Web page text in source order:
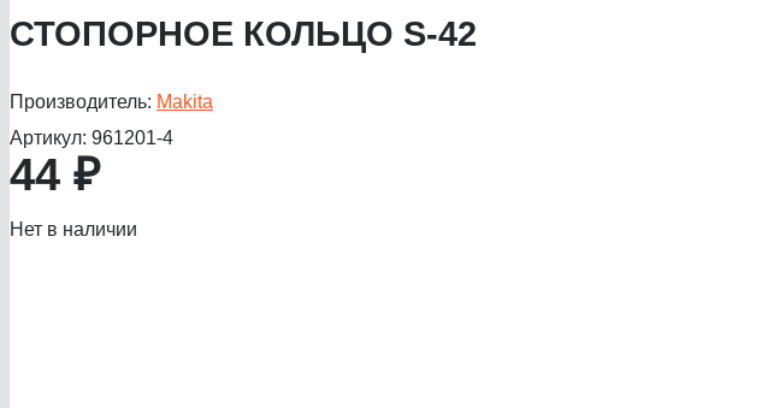
СТОПОРНОЕ КОЛЬЦО S-42
Производитель: Makita
Артикул: 961201-4
44 ₽
Нет в наличии